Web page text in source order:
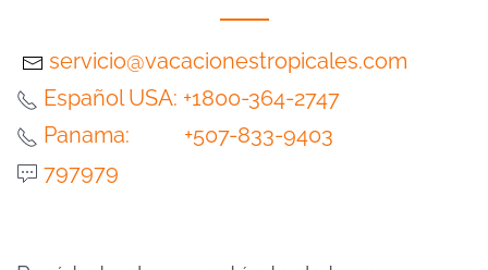
servicio@vacacionestropicales.com
Español USA: +1800-364-2747
Panama: +507-833-9403
797979